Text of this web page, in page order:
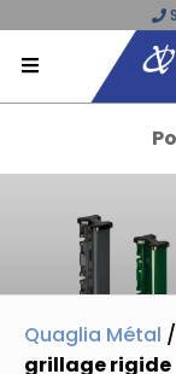
Quaglia Métal /
grillage rigide